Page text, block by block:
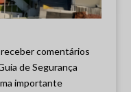
comentários
de Segurança
importante